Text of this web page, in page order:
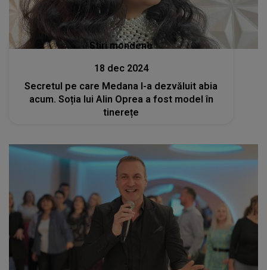
Stiri mondene
18 dec 2024
Secretul pe care Medana l-a dezvăluit abia
acum. Soția lui Alin Oprea a fost model în
tinerețe